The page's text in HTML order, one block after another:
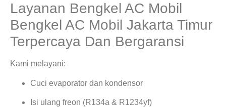
Layanan Bengkel AC Mobil
Bengkel AC Mobil Jakarta Timur
Terpercaya Dan Bergaransi
Kami melayani:
Cuci evaporator dan kondensor
Isi ulang freon (R134a & R1234yf)